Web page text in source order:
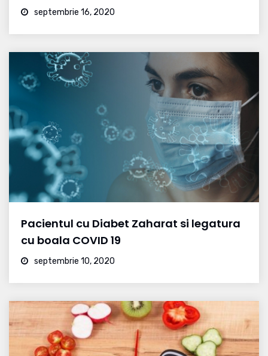
septembrie 16, 2020
Pacientul cu Diabet Zaharat si legatura
cu boala COVID 19
septembrie 10, 2020